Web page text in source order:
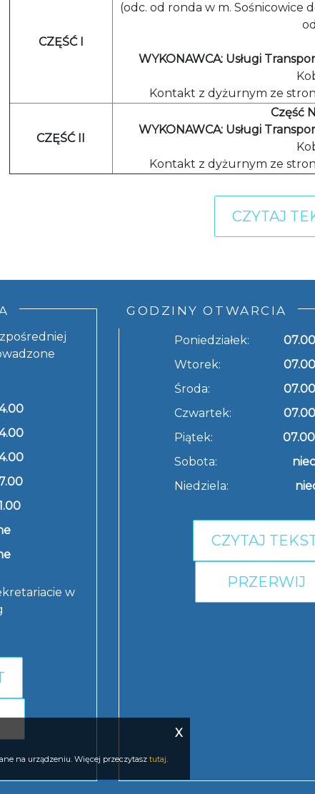
CZĘŚĆ I
(odc. od ronda w m. Sośnicowice
WYKONAWCA: Usługi
Kontakt z dyżurnym ze
CZĘŚĆ II
Część
WYKONAWCA: Usługi
Kontakt z dyżurnym ze
CZYTAJ
w
GODZINY OTWARCIA
Poniedziałek:
Wtorek:
Środa:
Czwartek:
Piątek:
Sobota:
Niedziela:
CZYTAJ
PRZERWIJ
X
na urządzeniu. Więcej przeczytasz tutaj.